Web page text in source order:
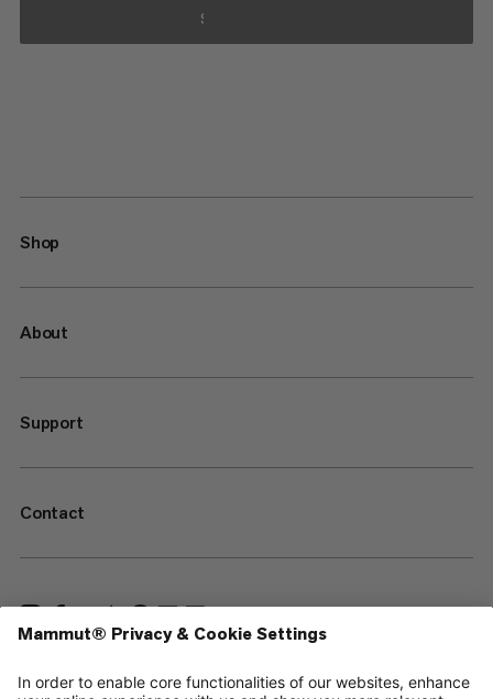
SUBSCRIBE
Shop
About
Support
Contact